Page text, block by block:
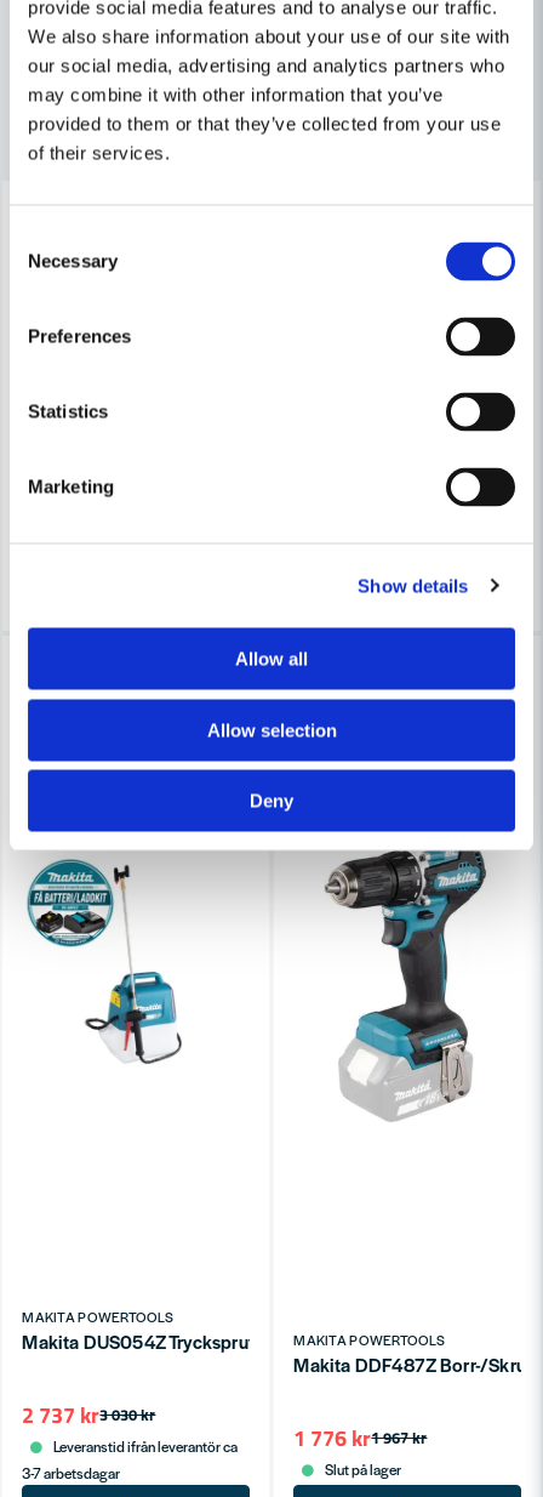
provide social media features and to analyse our traffic.
We also share information about your use of our site with
our social media, advertising and analytics partners who
may combine it with other information that you’ve
provided to them or that they’ve collected from your use
of their services.
Selection
Necessary
Preferences
Statistics
Marketing
Show details
Allow all
Allow selection
Deny
elektronik varvtalsreglering som sitter i
strömbrytarhandtaget. Du trycker alltså in strömbrytaren
och ställer varvtalet efter hur hårt du trycker på
strömbrytaren.
//toolab.se
Namn
email
Mejladress
Maskin, Laser & Handverktyg
Andra produkter i kategorin
SG150 Makita Betongspårfräs 150mm
15 180 kr
10 694 kr
Makita Verktygsfett 95g
Leveranstid ifrån leverantör ca
Köp
MAKITA POWERTOOLS
Makita DUS054Z Tryckspruta 18V 5L (utan batterier)
3 030 kr
2 737 kr
Leveranstid ifrån leverantör ca
3-7 arbetsdagar
www.makita.se
MAKITA POWERTOOLS
Makita DDF487Z Borr-/
1 967 kr
1 776 kr
Slut på lager
-10%